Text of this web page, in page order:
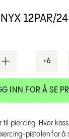
12PAR/
+6
INN FOR Å SE
til piercing. Hver
pistolen for å